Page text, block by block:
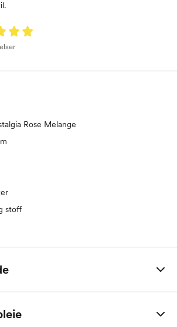
Rose Melange
stoff